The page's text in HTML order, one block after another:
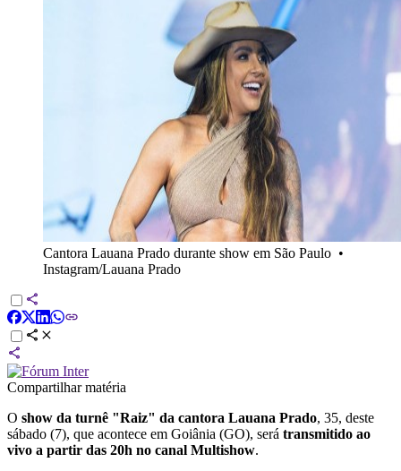
Cantora Lauana Prado durante show em São Paulo •
Instagram/Lauana Prado
Compartilhar matéria
O show da turnê "Raiz" da cantora Lauana Prado, 35, deste
sábado (7), que acontece em Goiânia (GO), será transmitido ao
vivo a partir das 20h no canal Multishow.